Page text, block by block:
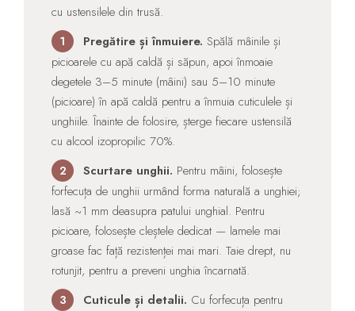
cu ustensilele din trusă.
1 Pregătire și înmuiere. Spălă mâinile și
picioarele cu apă caldă și săpun, apoi înmoaie
degetele 3–5 minute (mâini) sau 5–10 minute
(picioare) în apă caldă pentru a înmuia cuticulele și
unghiile. Înainte de folosire, șterge fiecare ustensilă
cu alcool izopropilic 70%.
2 Scurtare unghii. Pentru mâini, folosește
forfecuța de unghii urmând forma naturală a unghiei;
lasă ~1 mm deasupra patului unghial. Pentru
picioare, folosește cleștele dedicat — lamele mai
groase fac față rezistenței mai mari. Taie drept, nu
rotunjit, pentru a preveni unghia încarnată.
3 Cuticule și detalii. Cu forfecuța pentru